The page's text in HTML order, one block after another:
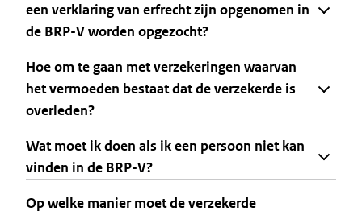
een verklaring van erfrecht zijn opgenomen in
de BRP-V worden opgezocht?
Hoe om te gaan met verzekeringen waarvan
het vermoeden bestaat dat de verzekerde is
overleden?
Wat moet ik doen als ik een persoon niet kan
vinden in de BRP-V?
Op welke manier moet de verzekerde